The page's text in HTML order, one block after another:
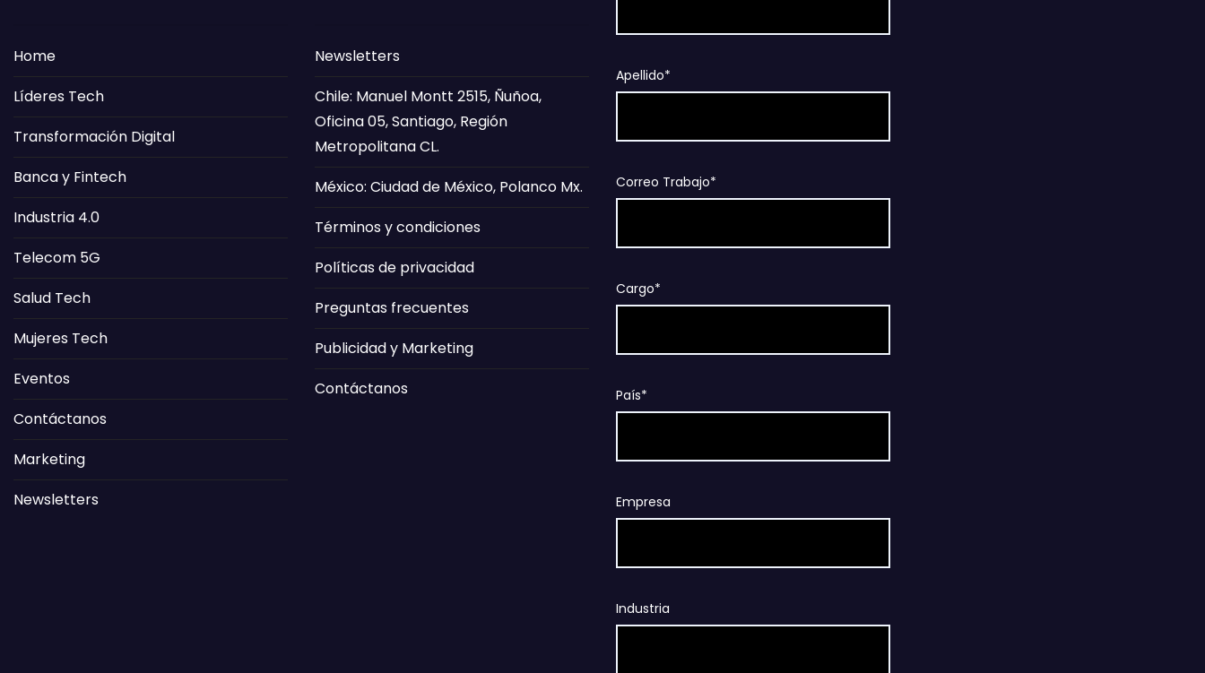
Home
Líderes Tech
Transformación Digital
Banca y Fintech
Industria 4.0
Telecom 5G
Salud Tech
Mujeres Tech
Eventos
Contáctanos
Marketing
Newsletters
Newsletters
Chile: Manuel Montt 2515, Ñuñoa,
Oficina 05, Santiago, Región
Metropolitana CL.
México: Ciudad de México, Polanco Mx.
Términos y condiciones
Políticas de privacidad
Preguntas frecuentes
Publicidad y Marketing
Contáctanos
Apellido*
Correo Trabajo*
Cargo*
País*
Empresa
Industria